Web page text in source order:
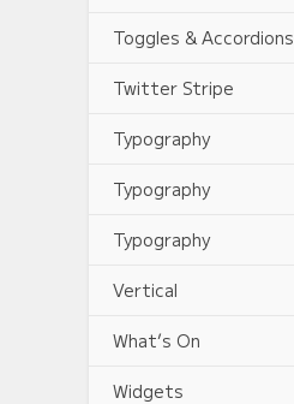
Toggles & Accordions
Twitter Stripe
Typography
Typography
Typography
Vertical
What’s On
Widgets